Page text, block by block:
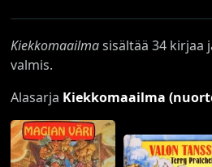
Kiekkomaailmasisältää 34 kirjaa
valmis.
Alasarja Kiekkomaailma